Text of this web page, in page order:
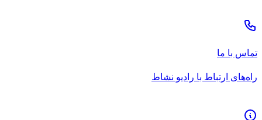
تماس با ما
راه‌های ارتباط با رادیو نشاط